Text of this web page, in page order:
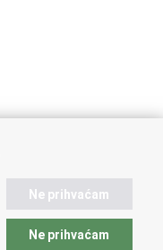
Ne prihvaćam
Ne prihvaćam